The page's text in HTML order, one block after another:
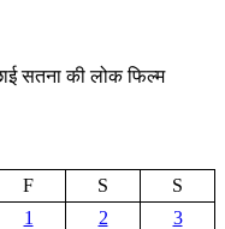
सतना की लोक फिल्म
F S
S
1
2
3